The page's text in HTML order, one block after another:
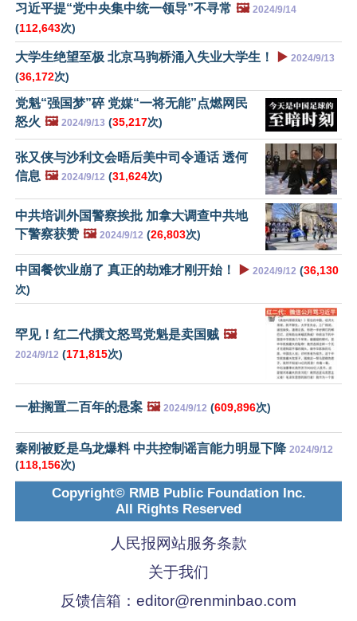
习近平提“党中央集中统一领导”不寻常 🖼️ 2024/9/14
(112,643次)
大学生绝望至极 北京马驹桥涌入失业大学生！ ▶️ 2024/9/13
(36,172次)
党魁“强国梦”碎 党媒“一将无能”点燃网民
怒火 🖼️ 2024/9/13 (35,217次)
张又侠与沙利文会晤后美中司令通话 透何
信息 🖼️ 2024/9/12 (31,624次)
中共培训外国警察挨批 加拿大调查中共地
下警察获赞 🖼️ 2024/9/12 (26,803次)
中国餐饮业崩了 真正的劫难才刚开始！ ▶️ 2024/9/12 (36,130
次)
罕见！红二代撰文怒骂党魁是卖国贼 🖼️
2024/9/12 (171,815次)
一桩搁置二百年的悬案 🖼️ 2024/9/12 (609,896次)
秦刚被贬是乌龙爆料 中共控制谣言能力明显下降 2024/9/12
(118,156次)
Copyright© RMB Public Foundation Inc.
All Rights Reserved
人民报网站服务条款
关于我们
反馈信箱： editor@renminbao.com